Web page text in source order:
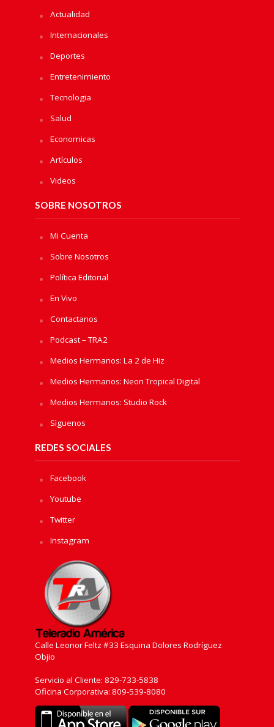
Actualidad
Internacionales
Deportes
Entretenimiento
Tecnologia
Salud
Economicas
Artículos
Videos
SOBRE NOSOTROS
Mi Cuenta
Sobre Nosotros
Política Editorial
En Vivo
Contactanos
Podcast – TRA2
Medios Hermanos: La 2 de Hiz
Medios Hermanos: Neon Tropical Digital
Medios Hermanos: Studio Rock
Sìguenos
REDES SOCIALES
Facebook
Youtube
Twitter
Instagram
Calle Leonor Feltz #33 Esquina Dolores Rodríguez
Objio
Servicio al Cliente: 829-733-5838
Oficina Corporativa: 809-539-8080